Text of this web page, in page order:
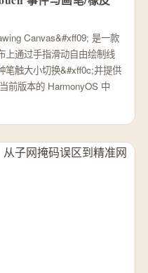
Canvas&#xff09; 是一款
上通过手指滑动自由绘制线
笔触大小切换&#xff0c;并提供
前版本的 HarmonyOS 中